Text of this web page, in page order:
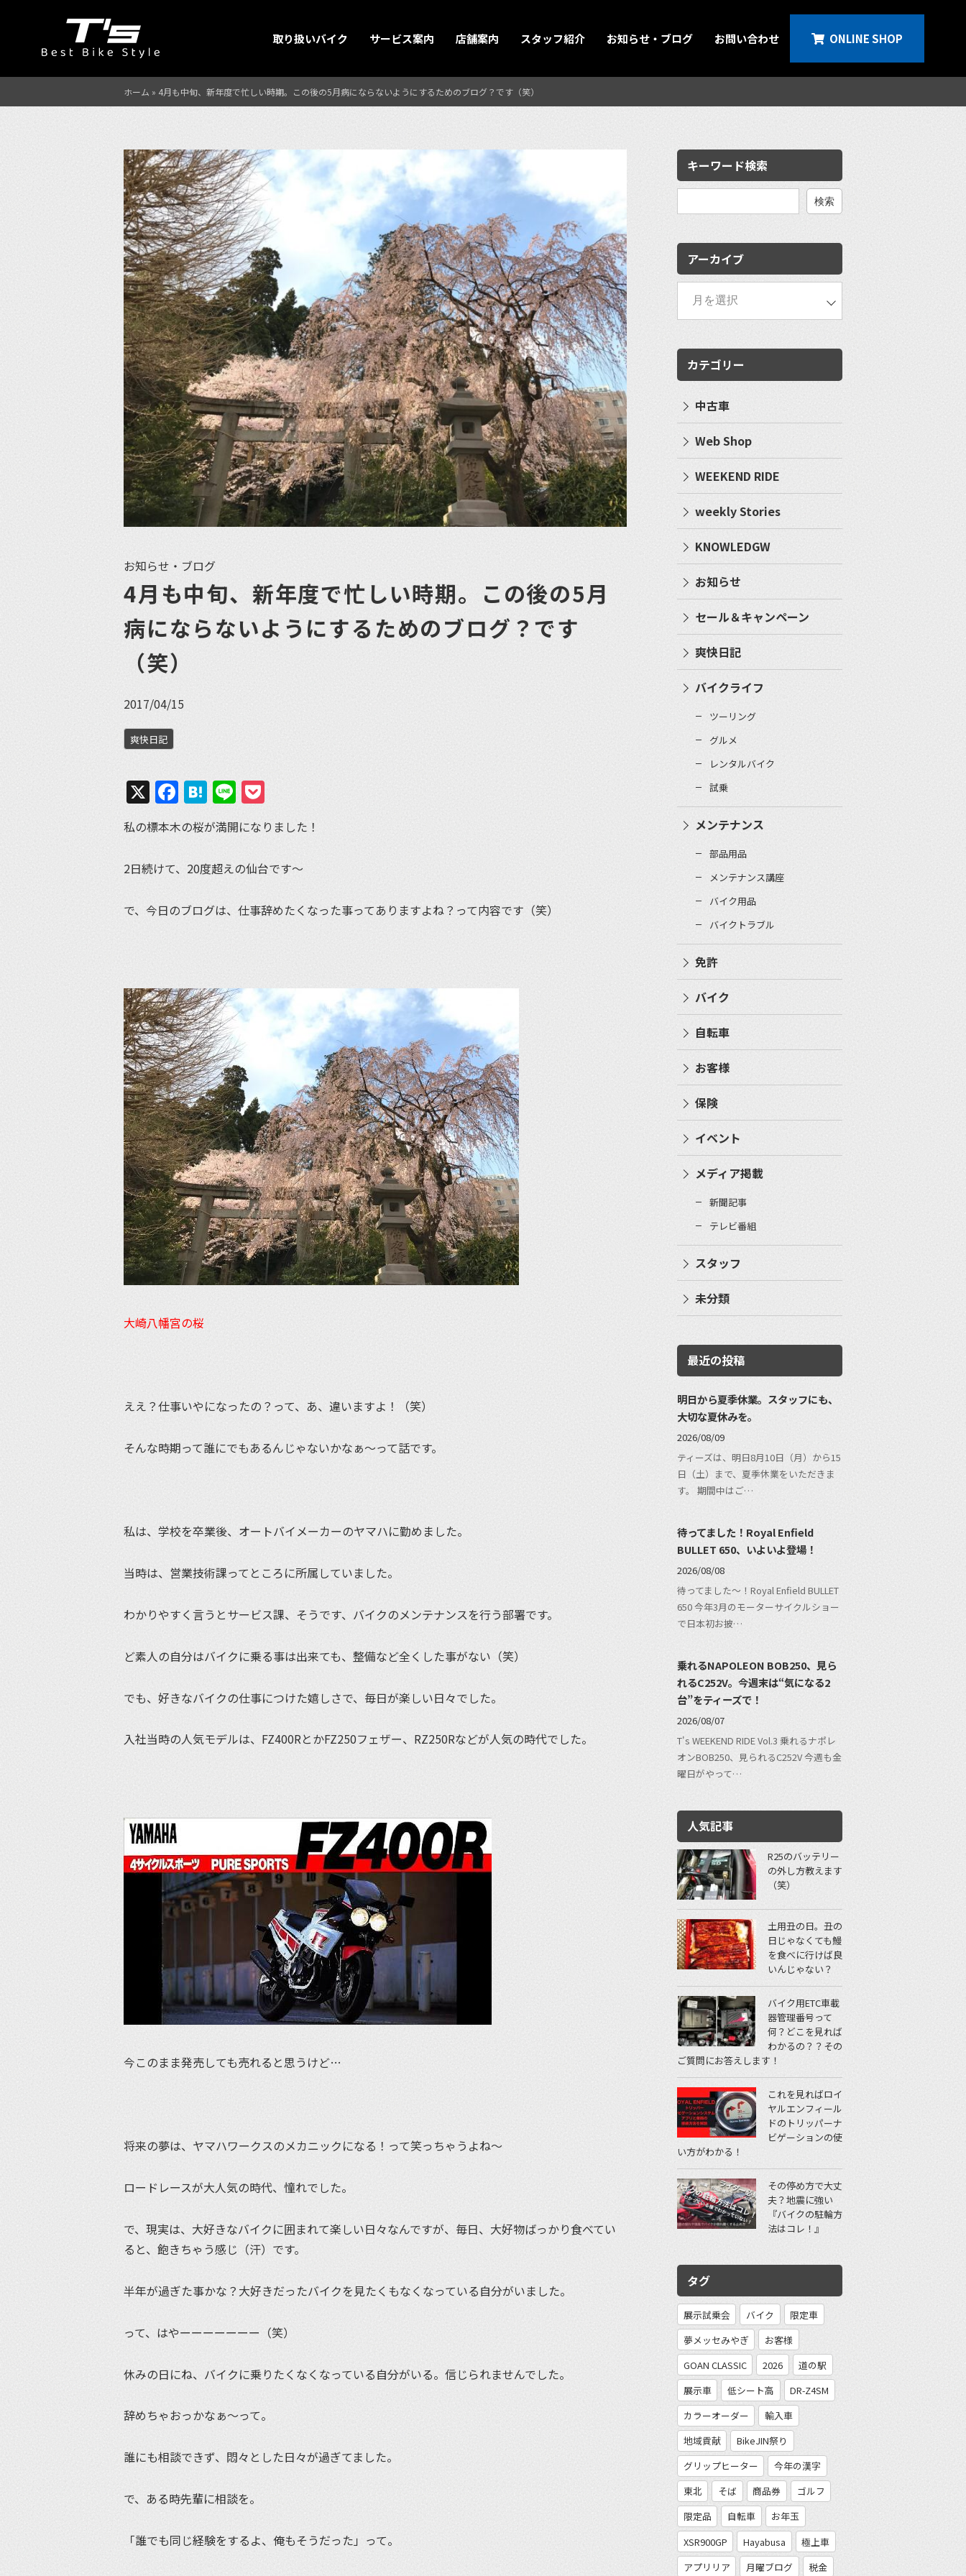
取り扱いバイク サービス案内 店舗案内 スタッフ紹介 お知らせ・ブログ お問い合わせ ONLINE SHOP
ホーム » 4月も中旬、新年度で忙しい時期。この後の5月病にならないようにするためのブログ？です（笑）
お知らせ・ブログ
4月も中旬、新年度で忙しい時期。この後の5月
病にならないようにするためのブログ？です
（笑）
2017/04/15
爽快日記
X Facebook
Hatena
Line
私の標本木の桜が満開になりました！
2日続けて、20度超えの仙台です〜
で、今日のブログは、仕事辞めたくなった事ってありますよね？って内容です（笑）
大崎八幡宮の桜
ええ？仕事いやになったの？って、あ、違いますよ！（笑）
そんな時期って誰にでもあるんじゃないかなぁ〜って話です。
私は、学校を卒業後、オートバイメーカーのヤマハに勤めました。
当時は、営業技術課ってところに所属していました。
わかりやすく言うとサービス課、そうです、バイクのメンテナンスを行う部署です。
ど素人の自分はバイクに乗る事は出来ても、整備など全くした事がない（笑）
でも、好きなバイクの仕事につけた嬉しさで、毎日が楽しい日々でした。
入社当時の人気モデルは、FZ400RとかFZ250フェザー、RZ250Rなどが人気の時代でした。
今このまま発売しても売れると思うけど…
将来の夢は、ヤマハワークスのメカニックになる！って笑っちゃうよね〜
ロードレースが大人気の時代、憧れでした。
で、現実は、大好きなバイクに囲まれて楽しい日々なんですが、毎日、大好物ばっかり食べてい
ると、飽きちゃう感じ（汗）です。
半年が過ぎた事かな？大好きだったバイクを見たくもなくなっている自分がいました。
って、はやーーーーーーー（笑）
休みの日にね、バイクに乗りたくなくなっている自分がいる。信じられませんでした。
辞めちゃおっかなぁ〜って。
誰にも相談できず、悶々とした日々が過ぎてました。
で、ある時先輩に相談を。
「誰でも同じ経験をするよ、俺もそうだった」って。
キーワード検索
検
アーカイブ
カテゴリー
中古車
Web Shop
WEEKEND RIDE
weekly Stories
KNOWLEDGW
お知らせ
セール＆キャンペーン
爽快日記
バイクライフ
ツーリング
グルメ
レンタルバイク
試乗
メンテナンス
部品用品
メンテナンス講座
バイク用品
バイクトラブル
免許
バイク
自転車
お客様
保険
イベント
メディア掲載
新聞記事
テレビ番組
スタッフ
未分類
最近の投稿
明日から夏季休業。スタッフにも、
大切な夏休みを。
2026/08/09
ティーズは、明日8月10日（月）から15
日（土）まで、夏季休業をいただきま
す。 期間中はご…
待ってました！Royal Enfield
BULLET 650、いよいよ登場！
2026/08/08
待ってました〜！Royal Enfield BULLET
650 今年3月のモーターサイクルショー
で日本初お披…
乗れるNAPOLEON BOB250、見ら
れるC252V。今週末は“気になる2
台”をティーズで！
2026/08/07
T's WEEKEND RIDE Vol.3 乗れるナポレ
オンBOB250、見られるC252V 今週も金
曜日がやって…
人気記事
R25のバッテリー
の外し方教えます
（笑）
土用丑の日。丑の
日じゃなくても鰻
を食べに行けば良
いんじゃない？
バイク用ETC車載
器管理番号って
何？どこを見れば
わかるの？？その
ご質問にお答えします！
これを見ればロイ
ヤルエンフィール
ドのトリッパーナ
ビゲーションの使
い方がわかる！
その停め方で大丈
夫？地震に強い
『バイクの駐輪方
法はコレ！』
タグ
展示試乗会 バイク
限定車
夢メッセみやぎ
お客様
GOAN CLASSIC
2026
道の駅
展示車
低シート高
DR-Z4SM
カラーオーダー
輸入車
地域貢献
BikeJIN祭り
グリップヒーター
今年の漢字
東北
そば 商品券
ゴルフ
限定品
自転車
お年玉
XSR900GP
Hayabusa
極上車
アプリリア
月曜ブログ 税金